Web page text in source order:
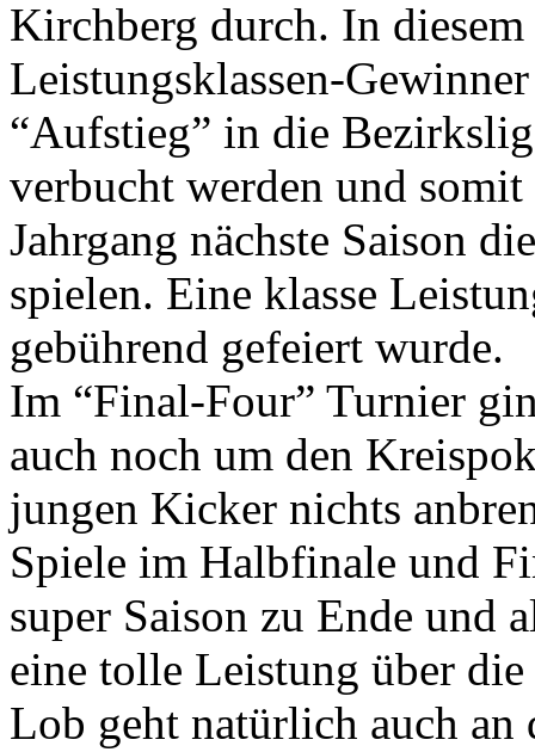
Kirchberg durch. In
Leistungsklassen-
“Aufstieg” in die
verbucht werden und
Jahrgang nächste Saison
spielen. Eine klasse
gebührend gefeiert wurde.
Im “Final-Four” Turnier
auch noch um den
jungen Kicker nichts
Spiele im Halbfinale und
super Saison zu Ende und
eine tolle Leistung über die
Lob geht natürlich auch an